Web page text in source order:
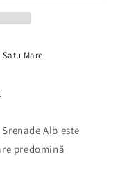
Satu Mare
Alb este
predomină